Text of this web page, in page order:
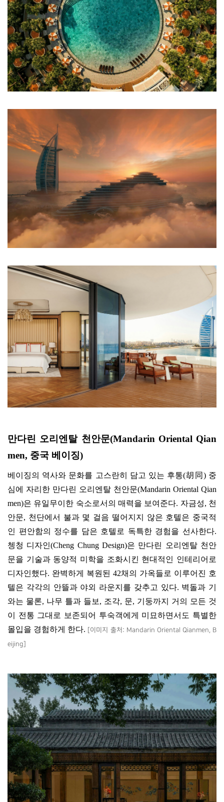
만다린 오리엔탈 천안문(Mandarin Oriental Qian
men, 중국 베이징)
베이징의 역사와 문화를 고스란히 담고 있는 후통(胡同 ) 중
심에 자리한 만다린 오리엔탈 천안문(Mandarin Oriental Qian
men)은 유일무이한 숙소로서의 매력을 보여준다. 자금성, 천
안문, 천단에서 불과 몇 걸음 떨어지지 않은 호텔은 중국적
인 편안함의 정수를 담은 호텔로 독특한 경험을 선사한다.
쳉청 디자인(Cheng Chung Design)은 만다린 오리엔탈 천안
문을 기술과 동양적 미학을 조화시킨 현대적인 인테리어로
디자인했다. 완벽하게 복원된 42채의 가옥들로 이루어진 호
텔은 각각의 안뜰과 야외 라운지를 갖추고 있다. 벽돌과 기
와는 물론, 나무 틀과 들보, 조각, 문, 기둥까지 거의 모든 것
이 전통 그대로 보존되어 투숙객에게 미묘하면서도 특별한
몰입을 경험하게 한다. 이미지 출처 : Mandarin Oriental Qianmen, B
eijing]